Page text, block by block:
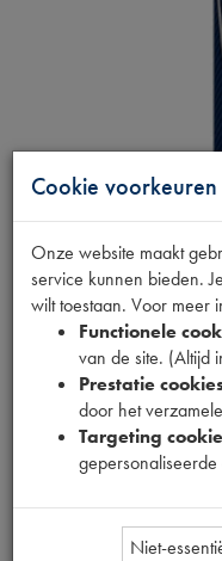
400ML
Fabrikant
Productnummer
1917021
€7,99 (€6,
Cookie voorkeuren
Onze website maakt
service kunnen bieden.
wilt toestaan. Voor meer
Functionele
van de site. (Altijd
Prestatie
door het
Targeting
Niet-